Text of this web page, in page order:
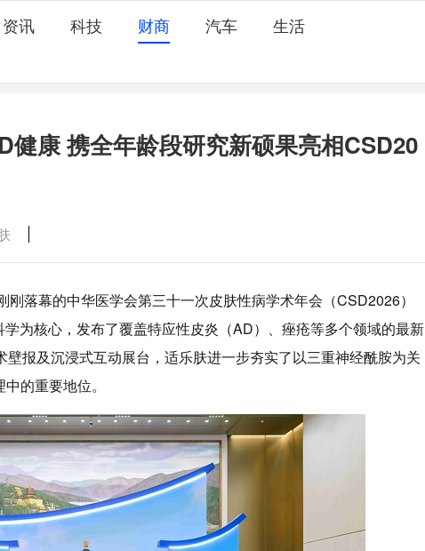
资讯 科技 财商 汽车 生活
健康 携全年龄段研究新硕果亮相CSD20
刚落幕的中华医学会第三十一次皮肤性病学术年会（CSD2026）
为核心，发布了覆盖特应性皮炎（AD）、痤疮等多个领域的最新
报及沉浸式互动展台，适乐肤进一步夯实了以三重神经酰胺为关
的重要地位。